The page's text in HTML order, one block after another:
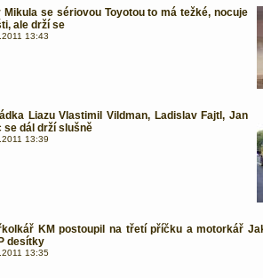
Mikula se sériovou Toyotou to má težké, nocuje
ale drží se
13:43
Liazu Vlastimil Vildman, Ladislav Fajtl, Jan
se dál drží slušně
13:39
KM postoupil na třetí příčku a motorkář
desítky
13:35